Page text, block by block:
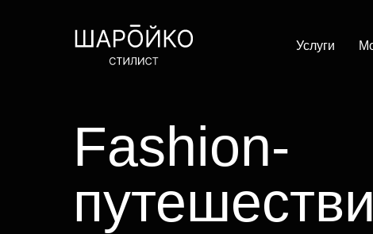
Услуги
Fashion-